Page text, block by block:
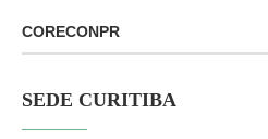
CORECONPR
SEDE CURITIBA